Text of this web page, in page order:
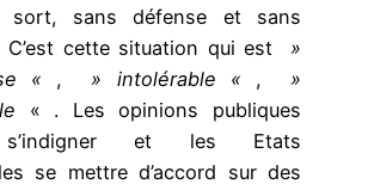
sort, sans défense et sans
C’est cette situation qui est
»
« , » intolérable « ,
»
« . Les opinions publiques
et les Etats
se mettre d’accord sur des